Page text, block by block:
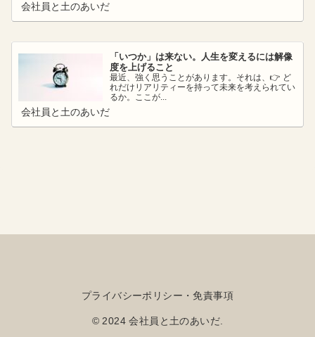
会社員と土のあいだ
「いつか」は来ない。人生を変えるには解像
度を上げること
最近、強く思うことがあります。それは、👉 ど
れだけリアリティーを持って未来を考えられてい
るか。ここが...
会社員と土のあいだ
プライバシーポリシー・免責事項
© 2024 会社員と土のあいだ.